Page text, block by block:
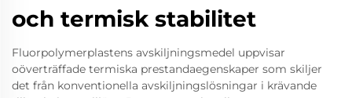
och termisk stabilitet
Fluorpolymerplastens avskiljningsmedel uppvisar
oöverträffade termiska prestandaegenskaper som skiljer
det från konventionella avskiljningslösningar i krävande